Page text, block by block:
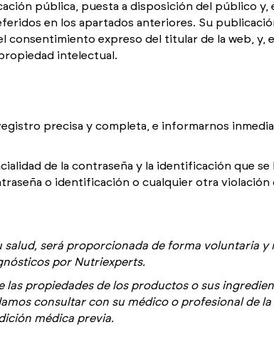
pública, puesta a disposición del público y,
en los apartados anteriores. Su
expreso del titular de la web, y,
intelectual.
precisa y completa, e informarnos
de la contraseña y la identificación que se
o identificación o cualquier otra violación
será proporcionada de forma voluntaria y
por Nutriexperts.
propiedades de los productos o sus
consultar con su médico o profesional de la
médica previa.